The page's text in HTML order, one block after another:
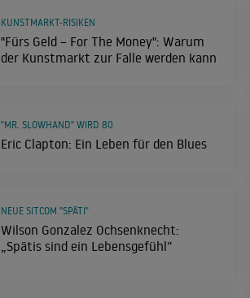
"Fürs Geld – For The Money": Warum
der Kunstmarkt zur Falle werden kann
KUNSTMARKT-RISIKEN
Eric Clapton: Ein Leben für den Blues
"MR. SLOWHAND" WIRD 80
Wilson Gonzalez Ochsenknecht:
„Spätis sind ein Lebensgefühl“
NEUE SITCOM "SPÄTI"